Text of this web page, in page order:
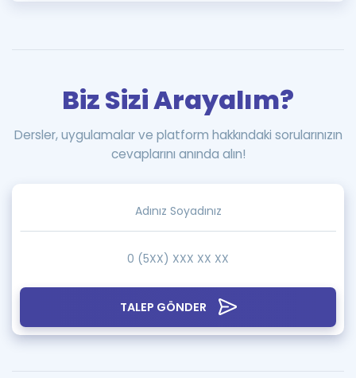
TALEP GÖNDER
Biz Sizi Arayalım?
Dersler, uygulamalar ve platform hakkındaki sorularınızın
cevaplarını anında alın!